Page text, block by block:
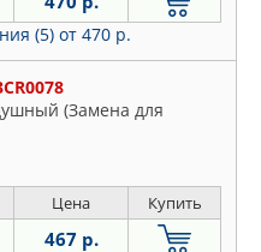
(5) от 470 р.
(Замена для
Цена Купить
467 р.